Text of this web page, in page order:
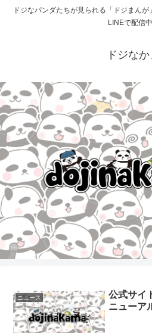
ドジなパンダたちが見られる「ドジまんが
LINEで配信
ドジなか
ニュース
公式サイ
ニューア